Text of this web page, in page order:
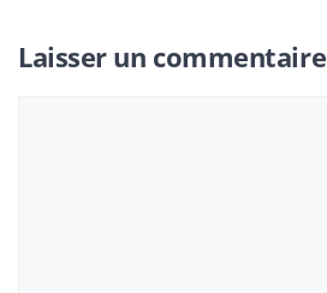
Laisser un commentaire